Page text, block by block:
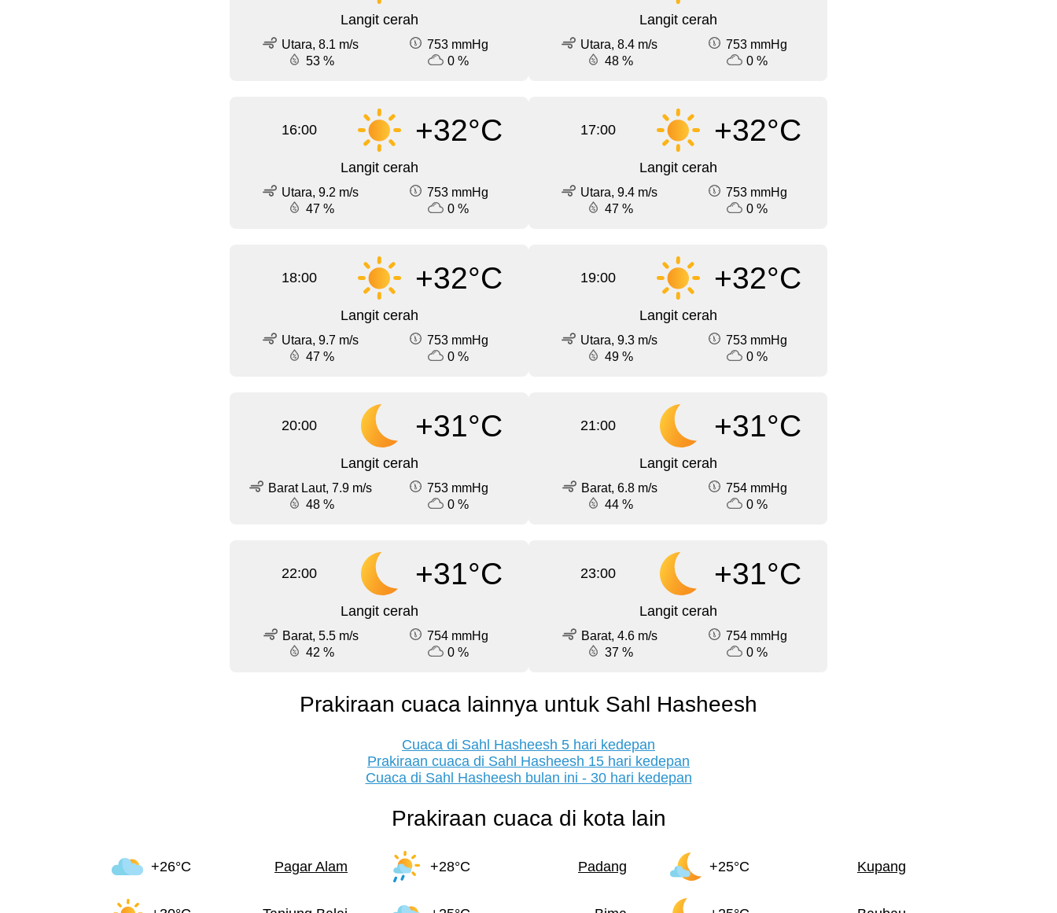
Langit cerah
Utara, 8.1 m/s
753 mmHg
53 %
0 %
Langit cerah
Utara, 8.4 m/s
753 mmHg
48 %
0 %
16:00 +32°C
Langit cerah
Utara, 9.2 m/s
753 mmHg
47 %
0 %
17:00 +32°C
Langit cerah
Utara, 9.4 m/s
753 mmHg
47 %
0 %
18:00 +32°C
Langit cerah
Utara, 9.7 m/s
753 mmHg
47 %
0 %
19:00 +32°C
Langit cerah
Utara, 9.3 m/s
753 mmHg
49 %
0 %
20:00 +31°C
Langit cerah
Barat Laut, 7.9 m/s
753 mmHg
48 %
0 %
21:00 +31°C
Langit cerah
Barat, 6.8 m/s
754 mmHg
44 %
0 %
22:00 +31°C
Langit cerah
Barat, 5.5 m/s
754 mmHg
42 %
0 %
23:00 +31°C
Langit cerah
Barat, 4.6 m/s
754 mmHg
37 %
0 %
Prakiraan cuaca lainnya untuk Sahl Hasheesh
Cuaca di Sahl Hasheesh 5 hari kedepan
Prakiraan cuaca di Sahl Hasheesh 15 hari kedepan
Cuaca di Sahl Hasheesh bulan ini - 30 hari kedepan
Prakiraan cuaca di kota lain
+26°C Pagar Alam +28°C Padang +25°C Kupang